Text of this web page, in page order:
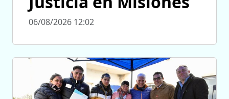
06/08/2026 12:02